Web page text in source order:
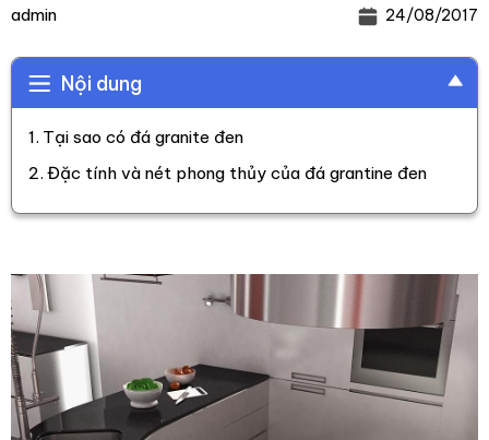
admin 24/08/2017
Nội dung
Tại sao có đá granite đen
Đặc tính và nét phong thủy của đá grantine đen